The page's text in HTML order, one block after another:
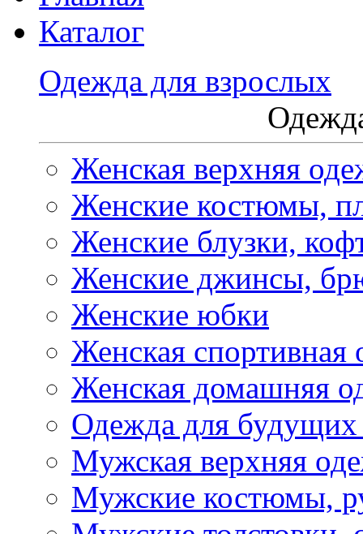
Каталог
Одежда для взрослых
Женская верхняя
Женские костюмы,
Женские блузки,
Женские джинсы,
Женские юбки
Женская спортивная
Женская домашняя
Одежда для
Мужская верхняя
Мужские костюмы,